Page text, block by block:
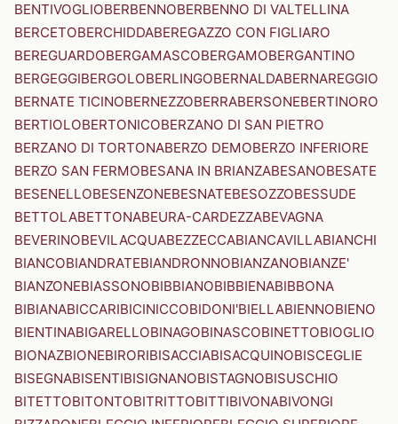
BENTIVOGLIOBERBENNOBERBENNO DI VALTELLINA
BERCETOBERCHIDDABEREGAZZO CON FIGLIARO
BEREGUARDOBERGAMASCOBERGAMOBERGANTINO
BERGEGGIBERGOLOBERLINGOBERNALDABERNAREGGIO
BERNATE TICINOBERNEZZOBERRABERSONEBERTINORO
BERTIOLOBERTONICOBERZANO DI SAN PIETRO
BERZANO DI TORTONABERZO DEMOBERZO INFERIORE
BERZO SAN FERMOBESANA IN BRIANZABESANOBESATE
BESENELLOBESENZONEBESNATEBESOZZOBESSUDE
BETTOLABETTONABEURA-CARDEZZABEVAGNA
BEVERINOBEVILACQUABEZZECCABIANCAVILLABIANCHI
BIANCOBIANDRATEBIANDRONNOBIANZANOBIANZE'
BIANZONEBIASSONOBIBBIANOBIBBIENABIBBONA
BIBIANABICCARIBICINICCOBIDONI'BIELLABIENNOBIENO
BIENTINABIGARELLOBINAGOBINASCOBINETTOBIOGLIO
BIONAZBIONEBIRORIBISACCIABISACQUINOBISCEGLIE
BISEGNABISENTIBISIGNANOBISTAGNOBISUSCHIO
BITETTOBITONTOBITRITTOBITTIBIVONABIVONGI